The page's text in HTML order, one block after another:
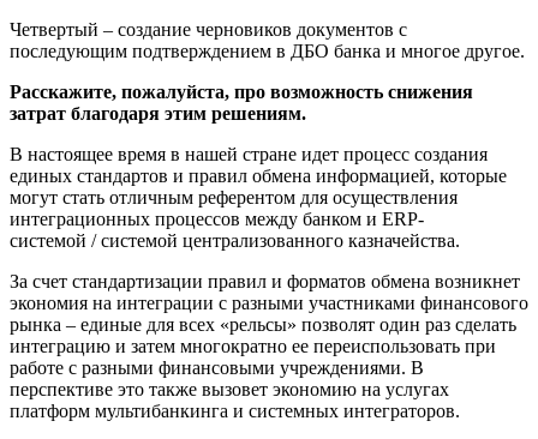
Четвертый – создание черновиков документов с
последующим подтверждением в ДБО банка и многое другое.
Расскажите, пожалуйста, про возможность снижения
затрат благодаря этим решениям.
В настоящее время в нашей стране идет процесс создания
единых стандартов и правил обмена информацией, которые
могут стать отличным референтом для осуществления
интеграционных процессов между банком и ERP-
системой / системой централизованного казначейства.
За счет стандартизации правил и форматов обмена возникнет
экономия на интеграции с разными участниками финансового
рынка – единые для всех «рельсы» позволят один раз сделать
интеграцию и затем многократно ее переиспользовать при
работе с разными финансовыми учреждениями. В
перспективе это также вызовет экономию на услугах
платформ мультибанкинга и системных интеграторов.